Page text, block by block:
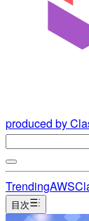
produced by
TrendingAWS
目次